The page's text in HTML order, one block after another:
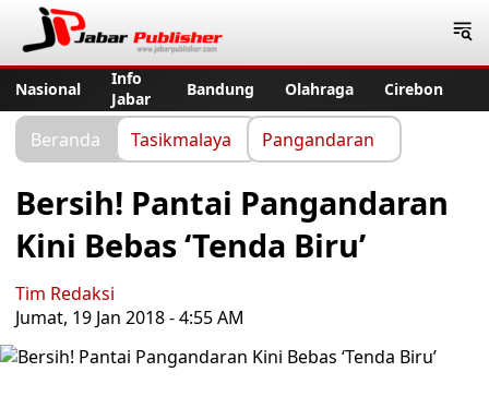
Nasional
Info
Jabar
Bandung Olahraga Cirebon
Beranda Tasikmalaya Pangandaran
Bersih! Pantai Pangandaran
Kini Bebas ‘Tenda Biru’
Tim Redaksi
Jumat, 19 Jan 2018 - 4:55 AM